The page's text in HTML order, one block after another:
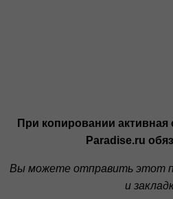
При копировании активная
Paradise.ru
Вы можете отправить этот
и